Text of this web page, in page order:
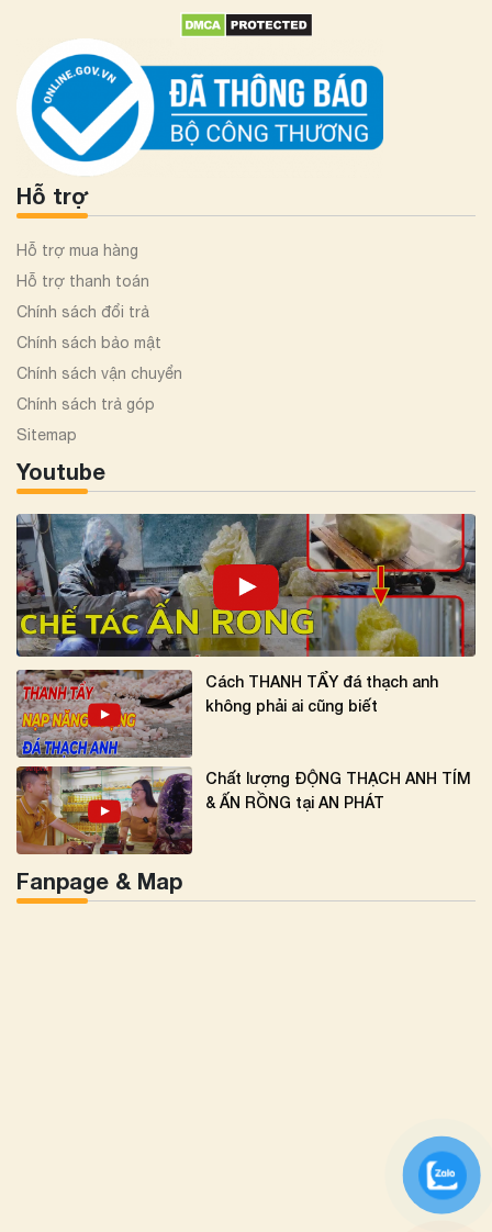
Hỗ trợ
Hỗ trợ mua hàng
Hỗ trợ thanh toán
Chính sách đổi trả
Chính sách bảo mật
Chính sách vận chuyển
Chính sách trả góp
Sitemap
Youtube
Cách THANH TẨY đá thạch anh
không phải ai cũng biết
Chất lượng ĐỘNG THẠCH ANH TÍM
& ẤN RỒNG tại AN PHÁT
Fanpage & Map